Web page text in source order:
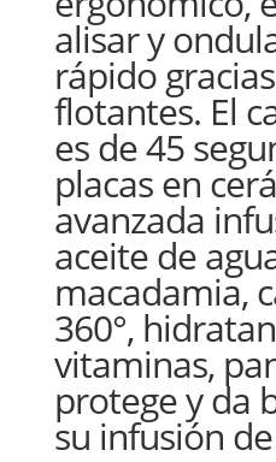
alisar y
rápido
flotantes. El
es de 45
placas en
avanzada
aceite de
macadamia,
360°,
vitaminas,
protege y da
su infusión